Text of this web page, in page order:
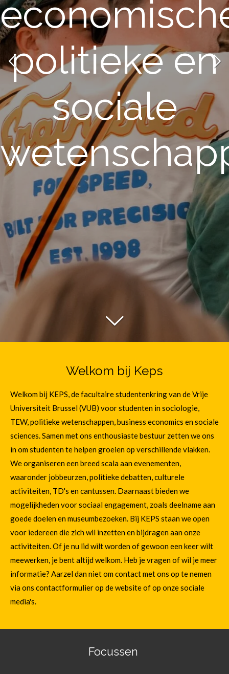
politieke en
sociale
Welkom bij Keps
Welkom bij KEPS, de facultaire studentenkring van de Vrije
Universiteit Brussel (VUB) voor studenten in sociologie,
TEW, politieke wetenschappen, business economics en sociale
sciences. Samen met ons enthousiaste bestuur zetten we ons
in om studenten te helpen groeien op verschillende vlakken.
We organiseren een breed scala aan evenementen,
waaronder jobbeurzen, politieke debatten, culturele
activiteiten, TD's en cantussen. Daarnaast bieden we
mogelijkheden voor sociaal engagement, zoals deelname aan
goede doelen en museumbezoeken. Bij KEPS staan we open
voor iedereen die zich wil inzetten en bijdragen aan onze
activiteiten. Of je nu lid wilt worden of gewoon een keer wilt
meewerken, je bent altijd welkom. Heb je vragen of wil je meer
informatie? Aarzel dan niet om contact met ons op te nemen
via ons contactformulier op de website of op onze sociale
media's.
Focussen